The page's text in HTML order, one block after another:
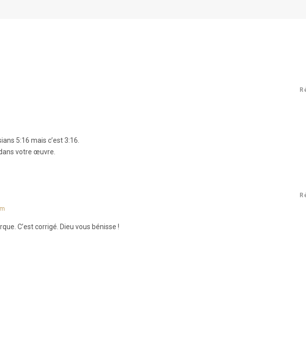
5:16 mais c’est 3:16.
votre œuvre.
C’est corrigé. Dieu vous bénisse !